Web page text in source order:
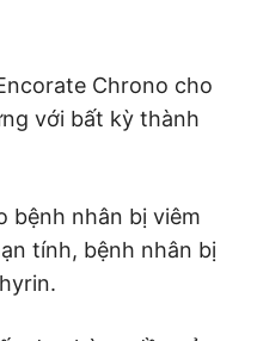
Chrono cho
với bất kỳ thành
bệnh nhân bị viêm
tính, bệnh nhân bị